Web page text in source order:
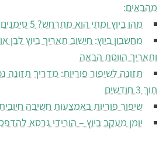
מהבאים:
מהו ביוץ ומתי הוא מתרחש? 5 סימנים ברורים לזיהוי ביוץ.
מחשבון ביוץ: חישוב תאריך ביוץ לבן
ותאריך הווסת הבאה
תזונה לשיפור פוריות: מדריך תזונה
תוך 3 חודשים
שיפור פוריות באמצעות חשיבה
יומן מעקב ביוץ – הורידי גרסא